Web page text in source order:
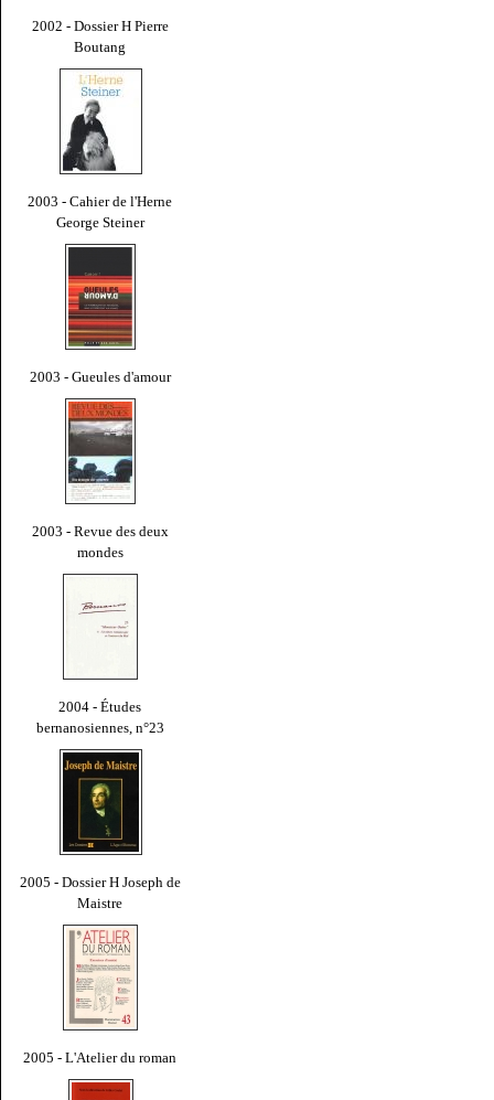
2002 - Dossier H Pierre
Boutang
2003 - Cahier de l'Herne
George Steiner
2003 - Gueules d'amour
2003 - Revue des deux
mondes
2004 - Études
bernanosiennes, n°23
2005 - Dossier H Joseph de
Maistre
2005 - L'Atelier du roman